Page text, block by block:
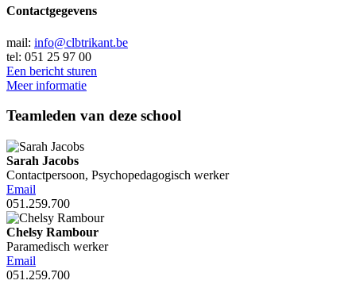
Contactgegevens
mail: info@clbtrikant.be
tel: 051 25 97 00
Een bericht sturen
Meer informatie
Teamleden van deze school
Sarah Jacobs
Contactpersoon, Psychopedagogisch werker
Email
051.259.700
Chelsy Rambour
Paramedisch werker
Email
051.259.700